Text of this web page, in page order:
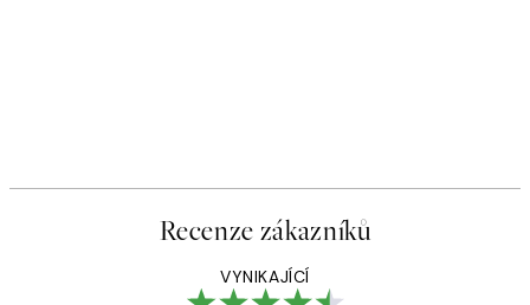
Recenze zákazníků
VYNIKAJÍCÍ